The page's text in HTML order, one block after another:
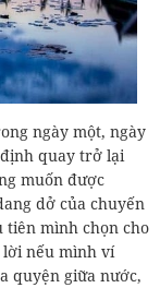
ngày một, ngày
quay trở lại
muốn được
dở của chuyến
tiên mình chọn cho
lời nếu mình ví
quyện giữa nước,